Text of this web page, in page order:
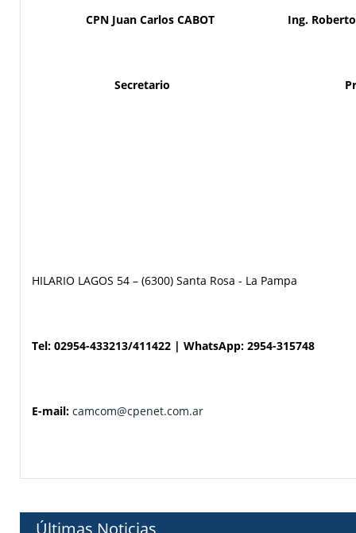
CPN Juan Carlos CABOT Ing. Roberto
Secretario
HILARIO LAGOS 54 – (6300) Santa Rosa - La Pampa
Tel: 02954-433213/411422 | WhatsApp: 2954-315748
E-mail: camcom@cpenet.com.ar
Últimas Noticias